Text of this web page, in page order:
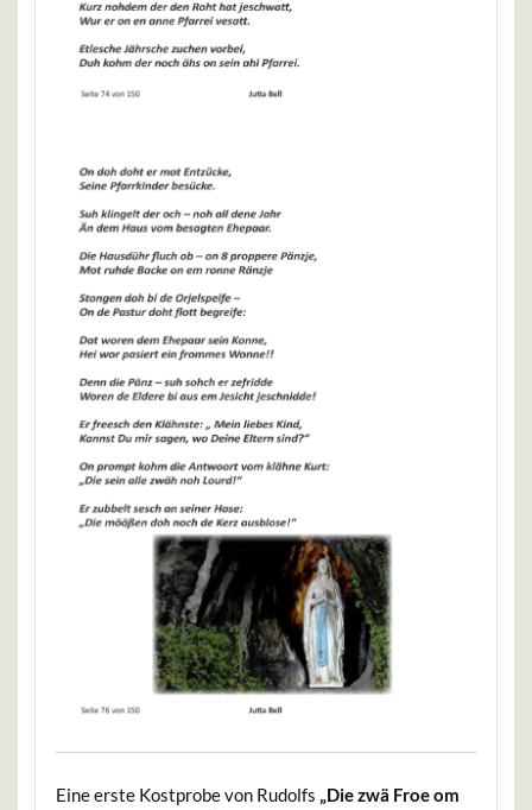
Eine erste Kostprobe von Rudolfs „Die zwä Froe om